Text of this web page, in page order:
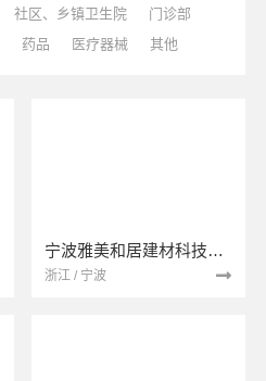
社区、乡镇卫生院
门诊部
药品 医疗器械 其他
宁波雅美和居建材科技有限公司
浙江 / 宁波